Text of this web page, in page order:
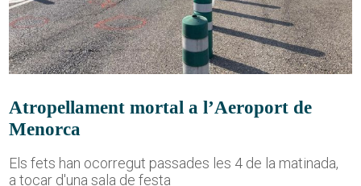
Atropellament mortal a l’Aeroport de
Menorca
Els fets han ocorregut passades les 4 de la matinada,
a tocar d'una sala de festa